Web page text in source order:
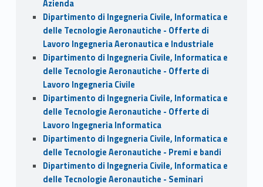
Azienda
Dipartimento di Ingegneria Civile, Informatica e
delle Tecnologie Aeronautiche - Offerte di
Lavoro Ingegneria Aeronautica e Industriale
Dipartimento di Ingegneria Civile, Informatica e
delle Tecnologie Aeronautiche - Offerte di
Lavoro Ingegneria Civile
Dipartimento di Ingegneria Civile, Informatica e
delle Tecnologie Aeronautiche - Offerte di
Lavoro Ingegneria Informatica
Dipartimento di Ingegneria Civile, Informatica e
delle Tecnologie Aeronautiche - Premi e bandi
Dipartimento di Ingegneria Civile, Informatica e
delle Tecnologie Aeronautiche - Seminari